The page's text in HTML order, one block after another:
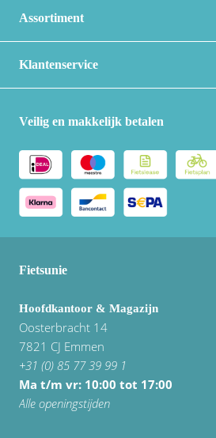
Assortiment
Klantenservice
Veilig en makkelijk betalen
Fietsunie
Hoofdkantoor & Magazijn
Oosterbracht 14
7821 CJ Emmen
+31 (0) 85 77 39 99 1
Ma t/m vr: 10:00 tot 17:00
Alle openingstijden